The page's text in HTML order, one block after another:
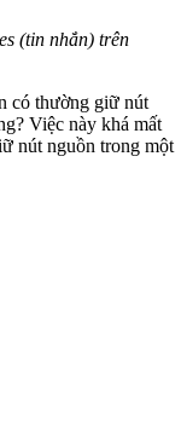
(tin nhắn) trên
có thường giữ nút
Việc này khá mất
nút nguồn trong một